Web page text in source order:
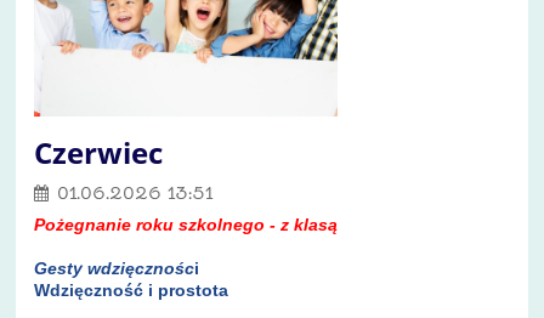
Czerwiec
01.06.2026 13:51
Pożegnanie rokuszkolnego - z klasą
Gesty wdzięczności
Wdzięczność i prostota